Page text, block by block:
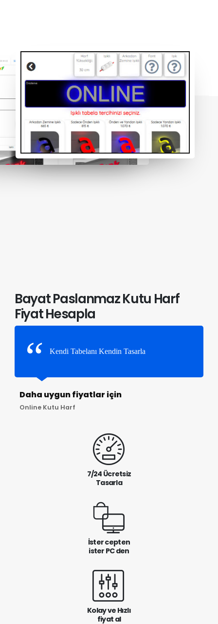
Bayat Paslanmaz Kutu Harf
Fiyat Hesapla
Kendi Tabelanı Kendin Tasarla
Daha uygun fiyatlar için
Online Kutu Harf
7/24 Ücretsiz
Tasarla
İster cepten
ister PC den
Kolay ve Hızlı
fiyat al